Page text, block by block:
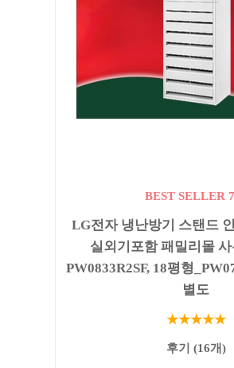
BEST SELLER
LG전자 냉난방기 스탠드
실외기포함 패밀리몰
PW0833R2SF, 18평형
별도
★★★★★
후기 (16개)